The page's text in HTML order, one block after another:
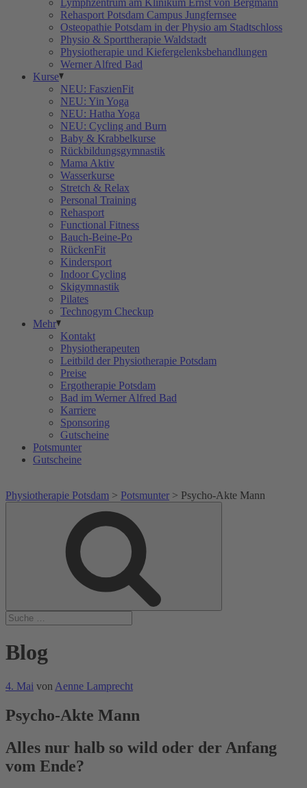
Lymphzentrum am Klinikum Ernst von Bergmann
Rehasport Potsdam Campus Jungfernsee
Osteopathie Potsdam in der Physio am Stadtschloss
Physio & Sporttherapie Waldstadt
Physiotherapie und Kiefergelenksbehandlungen
Werner Alfred Bad
Kurse
NEU: FaszienFit
NEU: Yin Yoga
NEU: Hatha Yoga
NEU: Cycling and Burn
Baby & Krabbelkurse
Rückbildungsgymnastik
Mama Aktiv
Wasserkurse
Stretch & Relax
Personal Training
Rehasport
Functional Fitness
Bauch-Beine-Po
RückenFit
Kindersport
Indoor Cycling
Skigymnastik
Pilates
Technogym Checkup
Mehr
Kontakt
Physiotherapeuten
Leitbild der Physiotherapie Potsdam
Preise
Ergotherapie Potsdam
Bad im Werner Alfred Bad
Karriere
Sponsoring
Gutscheine
Potsmunter
Gutscheine
Physiotherapie Potsdam > Potsmunter > Psycho-Akte Mann
Blog
Veröffentlicht
4. Mai von Aenne Lamprecht
Psycho-Akte Mann
Alles nur halb so wild oder der Anfang
vom Ende?